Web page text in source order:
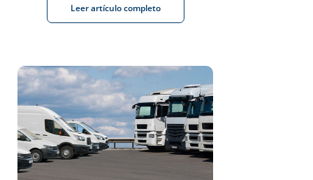
Leer artículo completo